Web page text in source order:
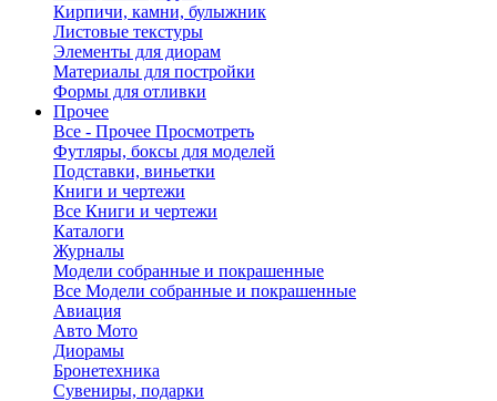
Кирпичи, камни, булыжник
Листовые текстуры
Элементы для диорам
Материалы для постройки
Формы для отливки
Прочее
Все - Прочее Просмотреть
Футляры, боксы для моделей
Подставки, виньетки
Книги и чертежи
Все Книги и чертежи
Каталоги
Журналы
Модели собранные и покрашенные
Все Модели собранные и покрашенные
Авиация
Авто Мото
Диорамы
Бронетехника
Сувениры, подарки